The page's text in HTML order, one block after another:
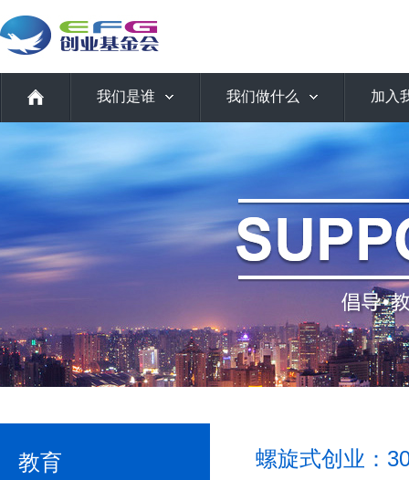
我们是谁 我们做什么 加入
教育 螺旋式创业：